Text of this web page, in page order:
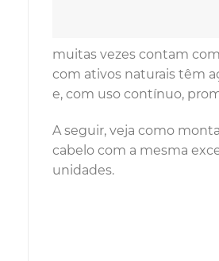
muitas vezes contam
com ativos naturais têm
e, com uso contínuo,
A seguir, veja como
cabelo com a mesma
unidades.